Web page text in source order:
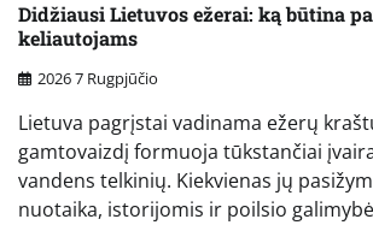
Didžiausi Lietuvos ežerai: ką būtina
keliautojams
2026 7 Rugpjūčio
Lietuva pagrįstai vadinama ežerų
gamtovaizdį formuoja tūkstančiai
vandens telkinių. Kiekvienas jų
nuotaika, istorijomis ir poilsio